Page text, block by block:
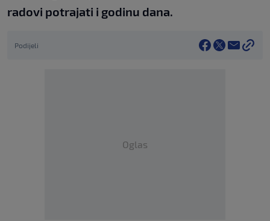
radovi potrajati i godinu dana.
Podijeli
Oglas